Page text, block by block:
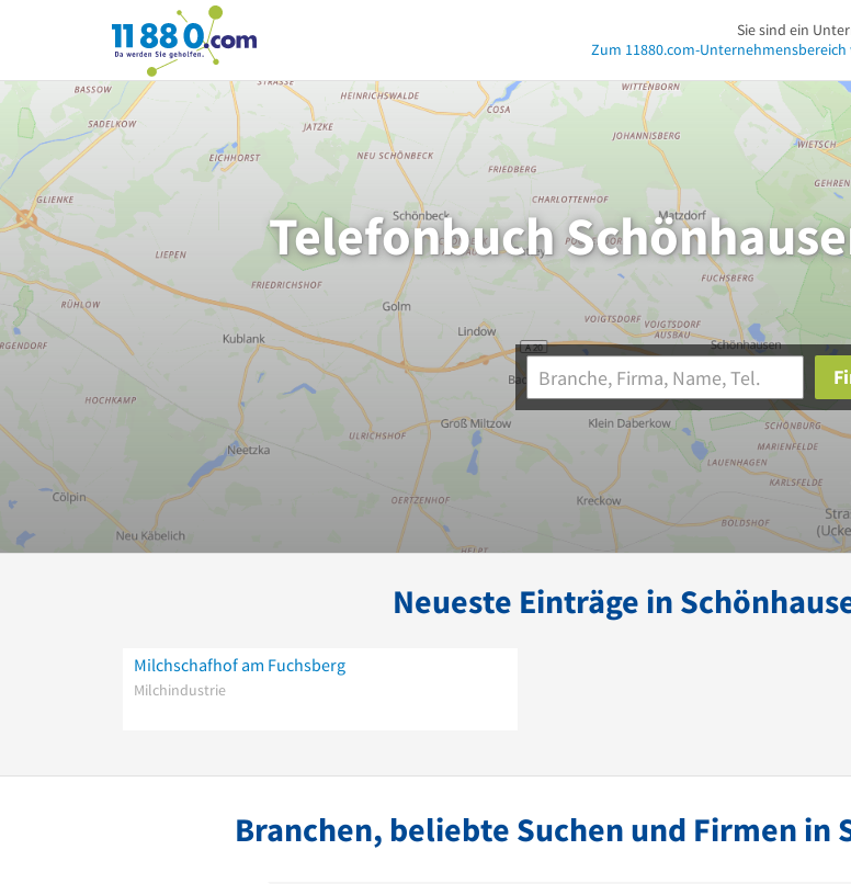
11880.com
Sie sind ein
Zum 11880.com-Unternehmensbereich
Telefonbuch
Neueste Einträge in
Milchschafhof am Fuchsberg
Milchindustrie
Branchen, beliebte Suchen und Firmen in